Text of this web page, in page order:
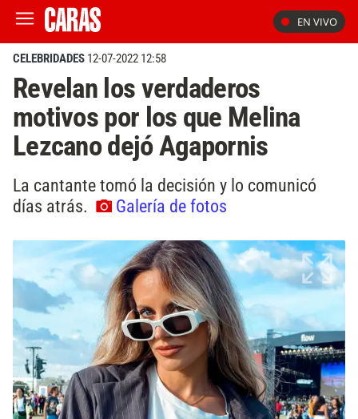
EN VIVO
CELEBRIDADES 12-07-2022 12:58
Revelan los verdaderos
motivos por los que Melina
Lezcano dejó Agapornis
La cantante tomó la decisión y lo comunicó
días atrás.
Galería de fotos